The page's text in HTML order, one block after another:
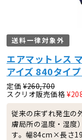
送料一律対象外
エアマットレス
アイズ 840タイ
定価 ¥260,700
スクリオ販売価格 ¥
従来の床ずれ発生
膚局所の温度・湿度
す。幅84cm×長さ